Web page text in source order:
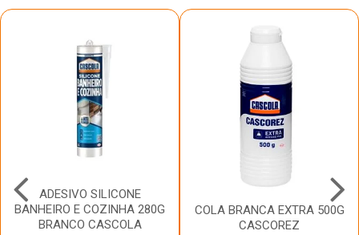
ADESIVO SILICONE
BANHEIRO E COZINHA 280G
BRANCO CASCOLA
COLA BRANCA EXTRA 500G
CASCOREZ